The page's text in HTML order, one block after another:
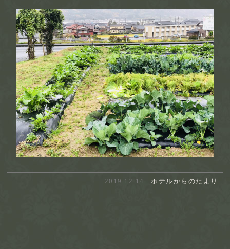
2019.12.14 |ホテルからのたより